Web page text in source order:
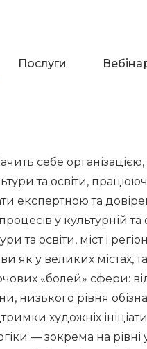
Послуги
себе
та освіти,
експертною та
у культурній та
та освіти, міст і
як у великих
«болей» сфери:
низького рівня
художніх
— зокрема на